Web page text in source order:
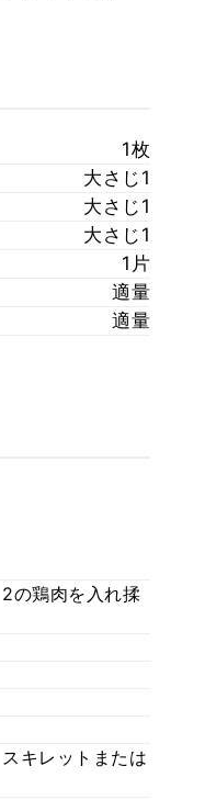
1枚
大さじ1
大さじ1
大さじ1
1片
適量
適量
の鶏肉を入れ揉
キレットまたは